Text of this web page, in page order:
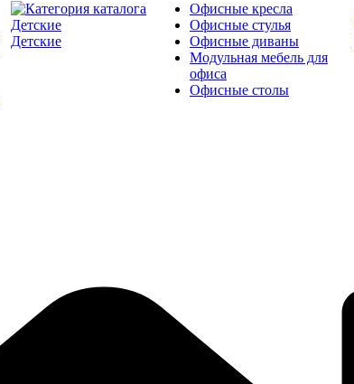
Детские
Офисные кресла
Офисные стулья
Офисные диваны
Модульная мебель для
офиса
Офисные столы